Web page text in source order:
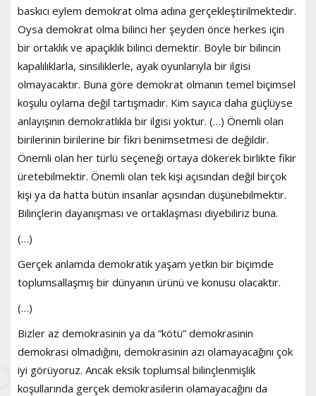
baskıcı eylem demokrat olma adına gerçekleştirilmektedir.
Oysa demokrat olma bilinci her şeyden önce herkes için
bir ortaklık ve apaçıklık bilinci demektir. Böyle bir bilincin
kapalılıklarla, sinsiliklerle, ayak oyunlarıyla bir ilgisi
olmayacaktır. Buna göre demokrat olmanın temel biçimsel
koşulu oylama değil tartışmadır. Kim sayıca daha güçlüyse
anlayışının demokratlıkla bir ilgisi yoktur. (…) Önemli olan
birilerinin birilerine bir fikri benimsetmesi de değildir.
Önemli olan her türlü seçeneği ortaya dökerek birlikte fikir
üretebilmektir. Önemli olan tek kişi açısından değil birçok
kişi ya da hatta bütün insanlar açısından düşünebilmektir.
Bilinçlerin dayanışması ve ortaklaşması diyebiliriz buna.
(…)
Gerçek anlamda demokratik yaşam yetkin bir biçimde
toplumsallaşmış bir dünyanın ürünü ve konusu olacaktır.
(…)
Bizler az demokrasinin ya da “kötü” demokrasinin
demokrasi olmadığını, demokrasinin azı olamayacağını çok
iyi görüyoruz. Ancak eksik toplumsal bilinçlenmişlik
koşullarında gerçek demokrasilerin olamayacağını da